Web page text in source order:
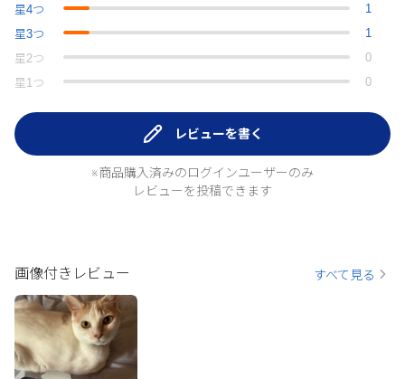
星4つ
1
星3つ
1
星 2つ
0
星 1 つ 0
レビューを書く
※商品購入済みのログインユーザーのみ
レビューを投稿できます
画像付きレビュー すべて見る